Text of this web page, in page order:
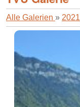
Anlässe
Verein
Bilder
Alle Galerien » 2021